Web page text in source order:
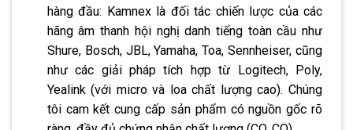
hàng đầu: Kamnex là đối tác chiến lược của các
hãng âm thanh hội nghị danh tiếng toàn cầu như
Shure, Bosch, JBL, Yamaha, Toa, Sennheiser, cũng
như các giải pháp tích hợp từ Logitech, Poly,
Yealink (với micro và loa chất lượng cao). Chúng
tôi cam kết cung cấp sản phẩm có nguồn gốc rõ